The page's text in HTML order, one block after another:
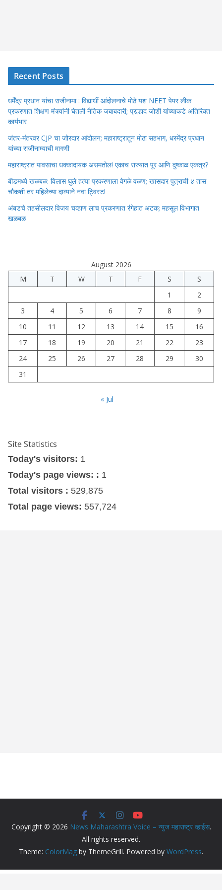
Recent Posts
धर्मेंद्र प्रधान यांचा राजीनामा : विद्यार्थी आंदोलनाचे मोठे यश NEET पेपर लीक
प्रकरणात शिक्षण मंत्र्यांनी घेतली नैतिक जबाबदारी; प्रल्हाद जोशी यांच्याकडे अतिरिक्त
कार्यभार
जंतर-मंतरवर CJP चा जोरदार आंदोलन; महाराष्ट्रातून मोठा सहभाग, धरमेंद्र प्रधान
यांच्या राजीनाम्याची मागणी
महाराष्ट्रात पावसाचा धक्कादायक असमतोल! एकाच राज्यात पूर आणि दुष्काळ एकत्र?
बीडमध्ये खळबळ: विलास घुले हत्या प्रकरणाला वेगळे वळण; खासदार पुत्राची ४ तास
चौकशी तर महिलेच्या दाव्याने नवा ट्विस्ट!
अंबडचे तहसीलदार विजय चव्हाण लाच प्रकरणात रंगेहात अटक; महसूल विभागात
खळबळ
August 2026
M
T W T F S
S
1
2
3
4 5 6 7 8
9
10
11 12 13 14 15
16
17
18 19 20 21 22
23
24
25 26 27 28 29
30
31
« Jul
Site Statistics
Today's visitors: 1
Today's page views: : 1
Total visitors : 529,875
Total page views: 557,724
Copyright © 2026 News Maharashtra Voice – न्युज महाराष्ट्र व्हाईस.
All rights reserved.
Theme: ColorMag by ThemeGrill. Powered by WordPress.